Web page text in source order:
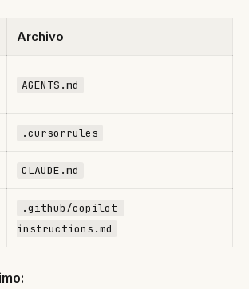
Archivo
AGENTS.md
.cursorrules
CLAUDE.md
.github/copilot-
instructions.md